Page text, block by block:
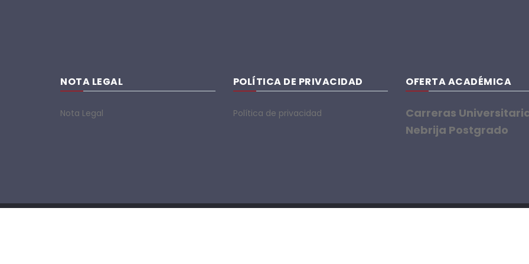
NOTA LEGAL
Nota Legal
POLÍTICA DE PRIVACIDAD
Política de privacidad
OFERTA ACADÉMICA
Carreras
Nebrija Postgrado